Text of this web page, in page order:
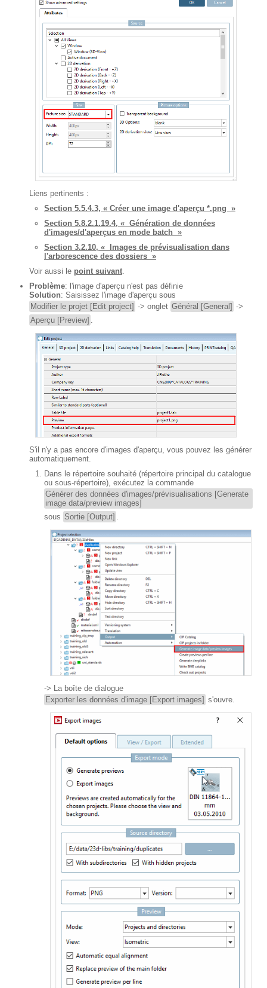
Liens pertinents :
Section 5.5.4.3, « Créer une image d'aperçu *.png »
Section 5.8.2.1.19.4, « Génération de données
d'images/d'aperçus en mode batch »
Section 3.2.10, « Images de prévisualisation dans
l'arborescence des dossiers »
Voir aussi le point suivant.
Problème: l'image d'aperçu n'est pas définie
Solution: Saisissez l'image d'aperçu sous
Modifier le projet [Edit project] -> onglet Général [General] ->
Aperçu [Preview] .
S'il n'y a pas encore d'images d'aperçu, vous pouvez les générer
automatiquement.
Dans le répertoire souhaité (répertoire principal du catalogue
ou sous-répertoire), exécutez la commande
Générer des données d'images/prévisualisations [Generate
image data/preview images]
sous Sortie [Output] .
-> La boîte de dialogue
Exporter les données d'image [Export images] s'ouvre.